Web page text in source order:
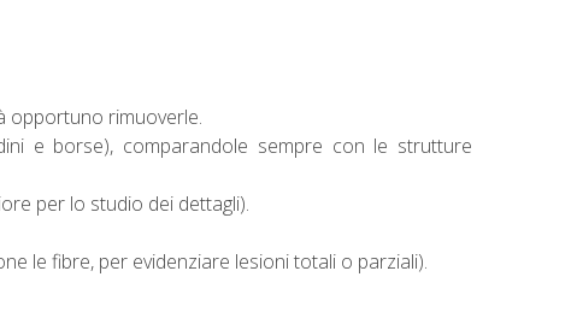
opportuno rimuoverle.
e borse), comparandole sempre con le strutture
per lo studio dei dettagli).
le fibre, per evidenziare lesioni totali o parziali).